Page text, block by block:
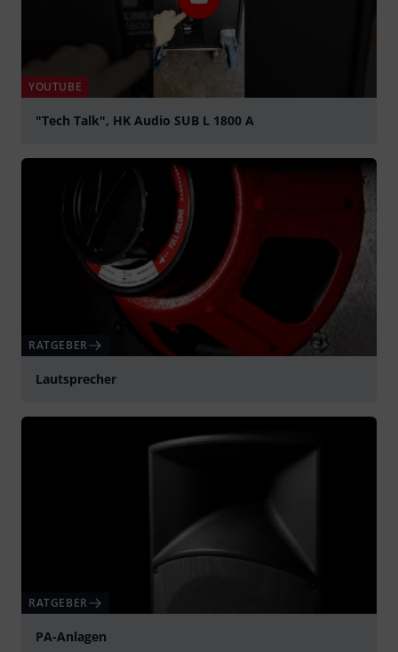
YOUTUBE
"Tech Talk", HK Audio SUB L 1800 A
RATGEBER
Lautsprecher
RATGEBER
PA-Anlagen